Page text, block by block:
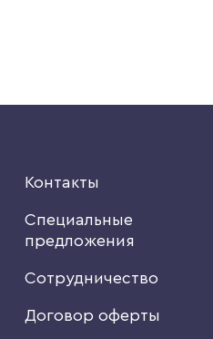
Контакты
Специальные
предложения
Сотрудничество
Договор оферты